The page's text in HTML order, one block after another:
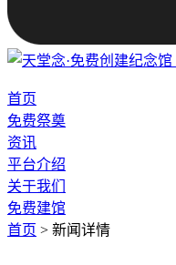
首页
免费祭奠
资讯
平台介绍
关于我们
免费建馆
首页 > 新闻详情